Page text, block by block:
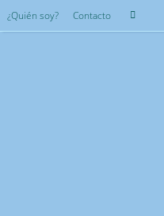
Saltar
al
¿Quién soy? Contacto Buscar